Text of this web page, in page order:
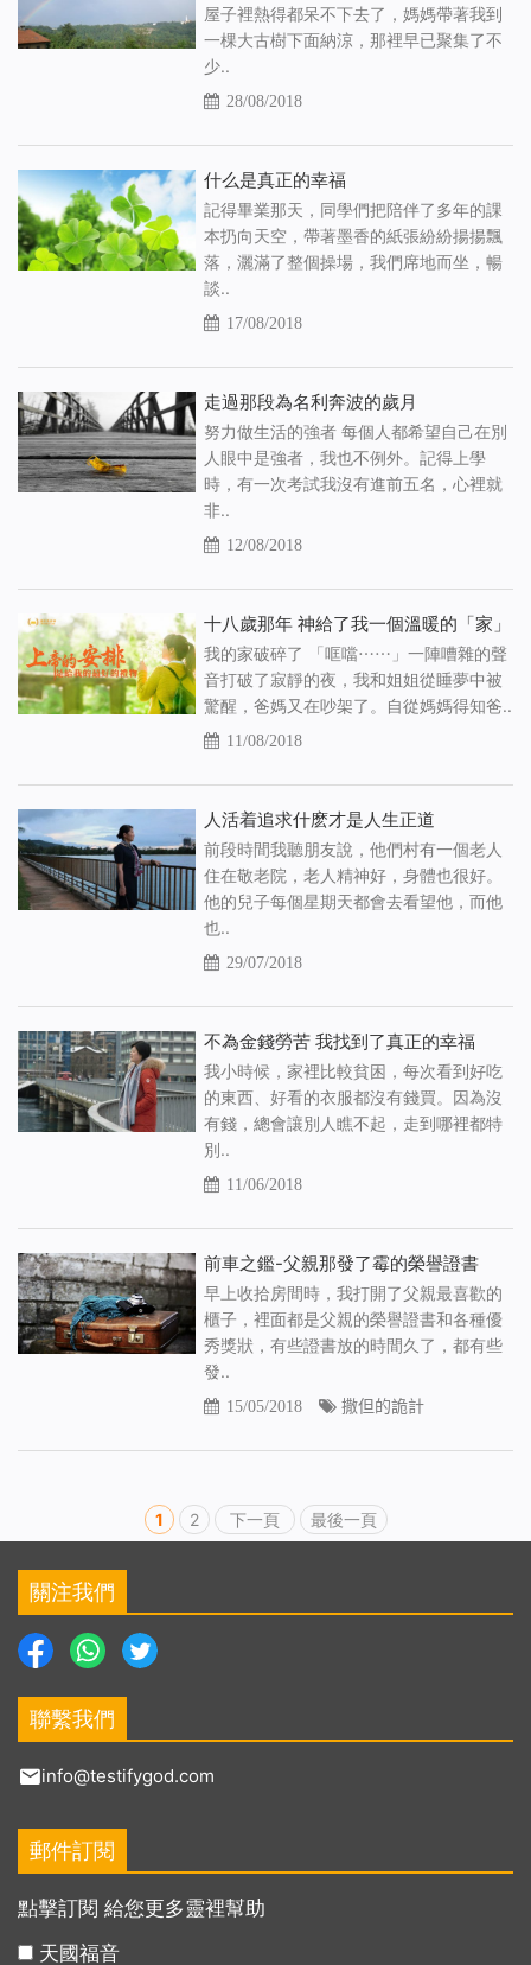
屋子裡熱得都呆不下去了，媽媽帶著我到
一棵大古樹下面納涼，那裡早已聚集了不
少..
28/08/2018
什么是真正的幸福
記得畢業那天，同學們把陪伴了多年的課
本扔向天空，帶著墨香的紙張紛紛揚揚飄
落，灑滿了整個操場，我們席地而坐，暢
談..
17/08/2018
走過那段為名利奔波的歲月
努力做生活的強者 每個人都希望自己在別
人眼中是強者，我也不例外。記得上學
時，有一次考試我沒有進前五名，心裡就
非..
12/08/2018
十八歲那年 神給了我一個溫暖的「家」
我的家破碎了 「哐噹⋯⋯」一陣嘈雜的聲
音打破了寂靜的夜，我和姐姐從睡夢中被
驚醒，爸媽又在吵架了。自從媽媽得知爸..
11/08/2018
人活着追求什麽才是人生正道
前段時間我聽朋友說，他們村有一個老人
住在敬老院，老人精神好，身體也很好。
他的兒子每個星期天都會去看望他，而他
也..
29/07/2018
不為金錢勞苦 我找到了真正的幸福
我小時候，家裡比較貧困，每次看到好吃
的東西、好看的衣服都沒有錢買。因為沒
有錢，總會讓別人瞧不起，走到哪裡都特
別..
11/06/2018
前車之鑑-父親那發了霉的榮譽證書
早上收拾房間時，我打開了父親最喜歡的
櫃子，裡面都是父親的榮譽證書和各種優
秀獎狀，有些證書放的時間久了，都有些
發..
15/05/2018 撒但的詭計
1 2 下一頁 最後一頁
關注我們
聯繫我們
info@testifygod.com
郵件訂閱
點擊訂閱 給您更多靈裡幫助
天國福音